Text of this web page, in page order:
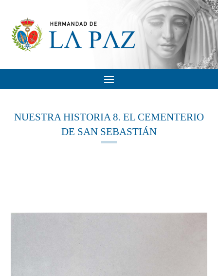
NUESTRA HISTORIA 8. EL CEMENTERIO
DE SAN SEBASTIÁN